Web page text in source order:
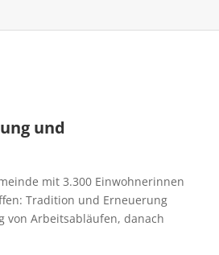
und
mit 3.300 Einwohnerinnen
Tradition und Erneuerung
von Arbeitsabläufen, danach